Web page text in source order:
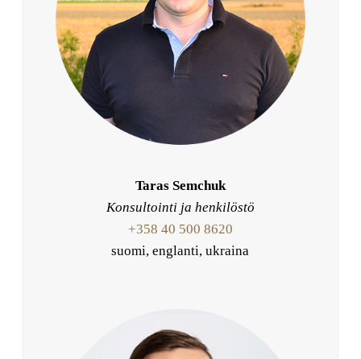
Taras Semchuk
Konsultointi ja henkilöstö
+358 40 500 8620
suomi, englanti, ukraina